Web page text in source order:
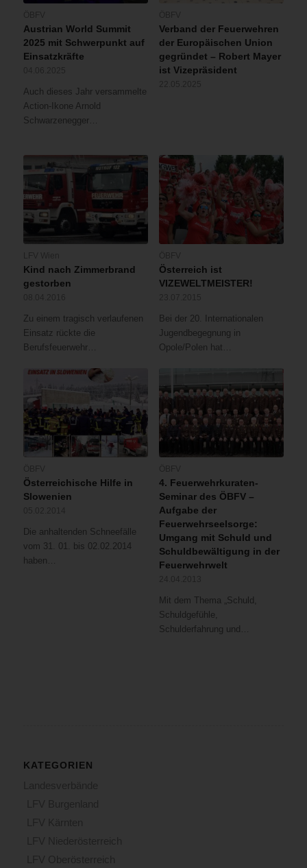
Austrian World Summit
2025 mit Schwerpunkt auf
Einsatzkräfte
Auch dieses Jahr versammelte
Action-Ikone Arnold
Schwarzenegger…
Verband der Feuerwehren
der Europäischen Union
gegründet – Robert Mayer
ist Vizepräsident
Kind nach Zimmerbrand
gestorben
Zu einem tragisch verlaufenen
Einsatz rückte die
Berufsfeuerwehr…
Österreich ist
VIZEWELTMEISTER!
Bei der 20. Internationalen
Jugendbegegnung in
Opole/Polen hat…
Österreichische Hilfe in
Slowenien
Die anhaltenden Schneefälle
vom 31. 01. bis 02.02.2014
haben…
4. Feuerwehrkuraten-
Seminar des ÖBFV –
Aufgabe der
Feuerwehrseelsorge:
Umgang mit Schuld und
Schuldbewältigung in der
Feuerwehrwelt
Mit dem Thema „Schuld,
Schuldgefühle,
Schulderfahrung und…
KATEGORIEN